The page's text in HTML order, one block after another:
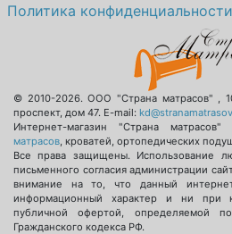
Политика конфиденциальности
© 2010-2026.ООО "Страна матрасов"
проспект, дом 47. E-mail:
Интернет-магазин "Страна
матрасов , кроватей, ортопедических
Все права защищены. Использование
письменного согласия администрации
внимание на то, что данный
информационный характер и ни при
публичной офертой, определяемой
Гражданского кодекса РФ.